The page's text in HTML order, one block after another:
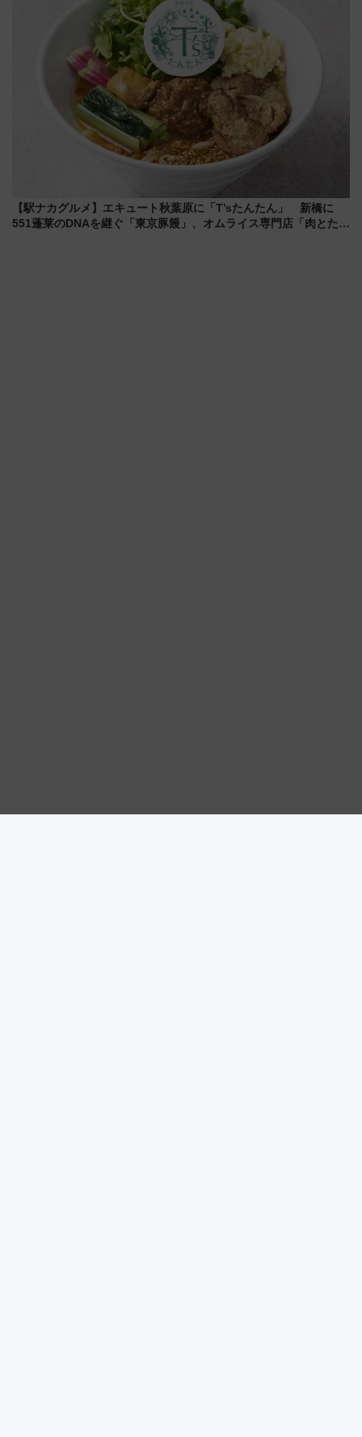
活躍するための仕組みも
【駅ナカグルメ】エキュート秋葉原に「T’sたんたん」 新橋に
551蓬莱のDNAを継ぐ「東京豚饅」、オムライス専門店「肉とたま